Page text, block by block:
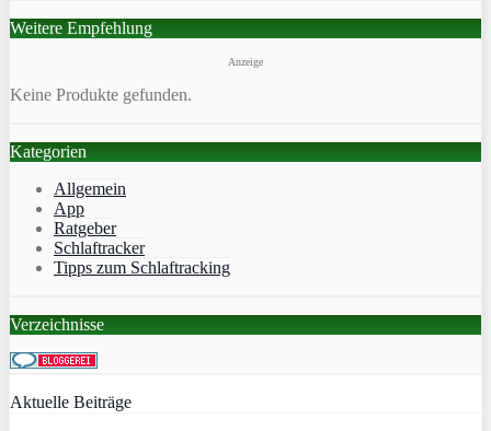
Weitere Empfehlung
Anzeige
Keine Produkte gefunden.
Kategorien
Allgemein
App
Ratgeber
Schlaftracker
Tipps zum Schlaftracking
Verzeichnisse
Aktuelle Beiträge